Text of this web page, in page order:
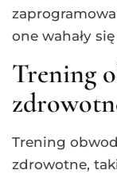
one wahały
Trening
Trening
zdrowotne,